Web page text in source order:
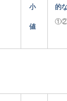
小
値
的